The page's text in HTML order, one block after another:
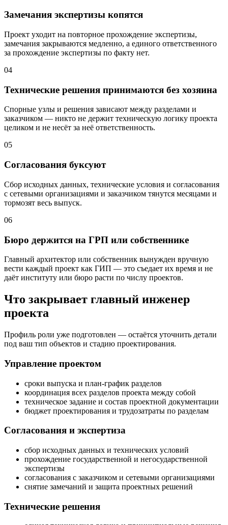
Замечания экспертизы копятся
Проект уходит на повторное прохождение экспертизы,
замечания закрываются медленно, а единого ответственного
за прохождение экспертизы по факту нет.
04
Технические решения принимаются без хозяина
Спорные узлы и решения зависают между разделами и
заказчиком — никто не держит техническую логику проекта
целиком и не несёт за неё ответственность.
05
Согласования буксуют
Сбор исходных данных, технические условия и согласования
с сетевыми организациями и заказчиком тянутся месяцами и
тормозят весь выпуск.
06
Бюро держится на ГРП или собственнике
Главный архитектор или собственник вынужден вручную
вести каждый проект как ГИП — это съедает их время и не
даёт институту или бюро расти по числу проектов.
Что закрывает главный инженер
проекта
Профиль роли уже подготовлен — остаётся уточнить детали
под ваш тип объектов и стадию проектирования.
Управление проектом
сроки выпуска и план‑график разделов
координация всех разделов проекта между собой
техническое задание и состав проектной документации
бюджет проектирования и трудозатраты по разделам
Согласования и экспертиза
сбор исходных данных и технических условий
прохождение государственной и негосударственной
экспертизы
согласования с заказчиком и сетевыми организациями
снятие замечаний и защита проектных решений
Технические решения